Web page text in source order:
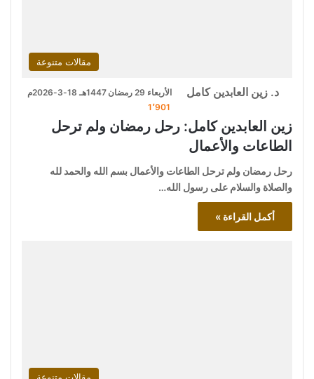
مقالات متنوعة
د. زين العابدين كامل
الأربعاء 29 رمضان 1447هـ 18-3-2026م
1٬901
زين العابدين كامل: رحل رمضان ولم ترحل
الطاعات والأعمال
رحل رمضان ولم ترحل الطاعات والأعمال بسم الله والحمد لله
والصلاة والسلام على رسول الله…
أكمل القراءة »